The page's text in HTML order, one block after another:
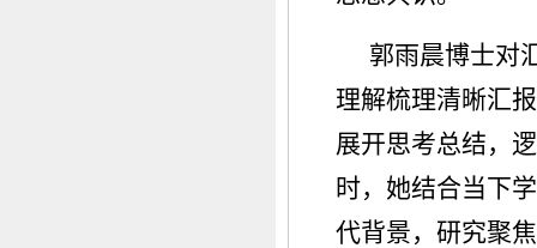
郭雨晨博士对
理解梳理清晰汇
展开思考总结，
时，她结合当下
代背景，研究聚